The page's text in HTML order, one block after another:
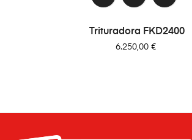
Trituradora FKD2400
Precio
6.250,00 €